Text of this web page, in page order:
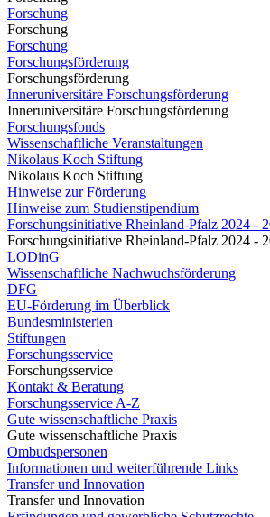
Forschung
Forschung
Forschung
Forschungsförderung
Forschungsförderung
Inneruniversitäre Forschungsförderung
Inneruniversitäre Forschungsförderung
Forschungsfonds
Wissenschaftliche Veranstaltungen
Nikolaus Koch Stiftung
Nikolaus Koch Stiftung
Hinweise zur Förderung
Hinweise zum Studienstipendium
Forschungsinitiative Rheinland-Pfalz 2024 -
Forschungsinitiative Rheinland-Pfalz 2024 -
LODinG
Wissenschaftliche Nachwuchsförderung
DFG
EU-Förderung im Überblick
Bundesministerien
Stiftungen
Forschungsservice
Forschungsservice
Kontakt & Beratung
Forschungsservice A-Z
Gute wissenschaftliche Praxis
Gute wissenschaftliche Praxis
Ombudspersonen
Informationen und weiterführende Links
Transfer und Innovation
Transfer und Innovation